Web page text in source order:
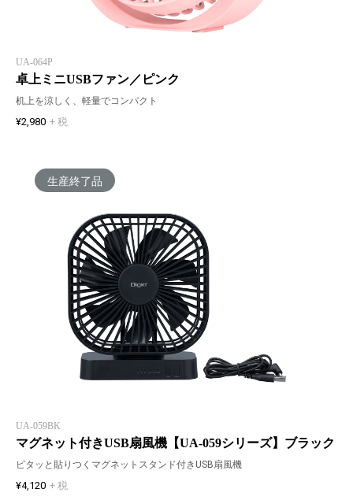
UA-064P
卓上ミニUSBファン／ピンク
机上を涼しく、軽量でコンパクト
¥2,980 + 税
生産終了品
UA-059BK
マグネット付きUSB扇風機【UA-059シリーズ】ブラック
ピタッと貼りつくマグネットスタンド付きUSB扇風機
¥4,120 + 税